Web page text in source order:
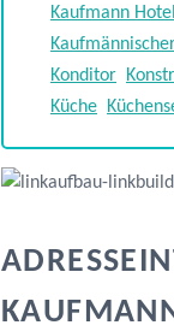
Kaufmann
Konditor
Küche